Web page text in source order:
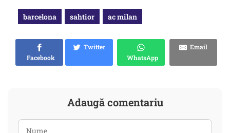
barcelona sahtior ac milan
Facebook
Twitter
WhatsApp
Email
Adaugă comentariu